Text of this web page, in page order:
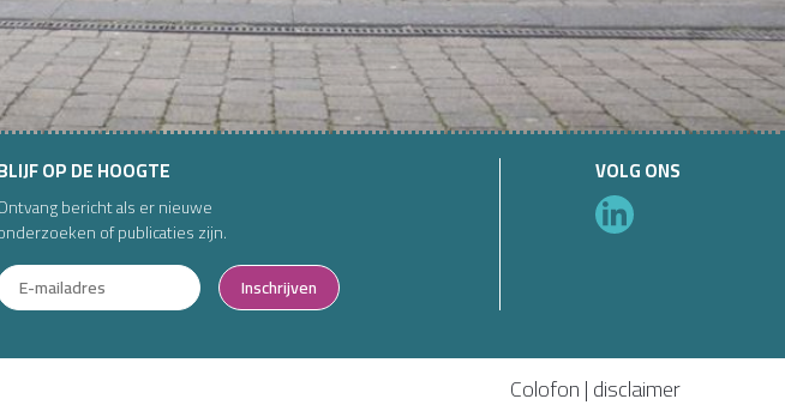
OP DE HOOGTE
bericht als er nieuwe
of publicaties zijn.
Inschrijven
VOLG ONS
Colofon|disclaimer